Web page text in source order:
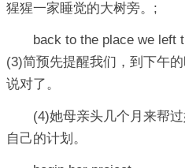
猩猩一家睡觉的大树旁。;
back to the place we left
(3)简预先提醒我们，到下午
说对了。
(4)她母亲头几个月来帮
自己的计划。